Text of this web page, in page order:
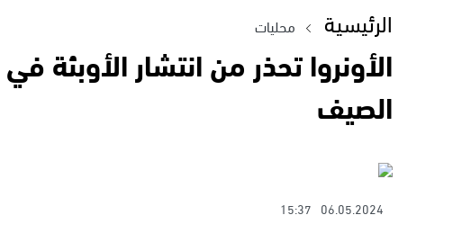
الرئيسية محليات
الأونروا تحذر من انتشار الأوبئة
الصيف
06.05.2024
15:37